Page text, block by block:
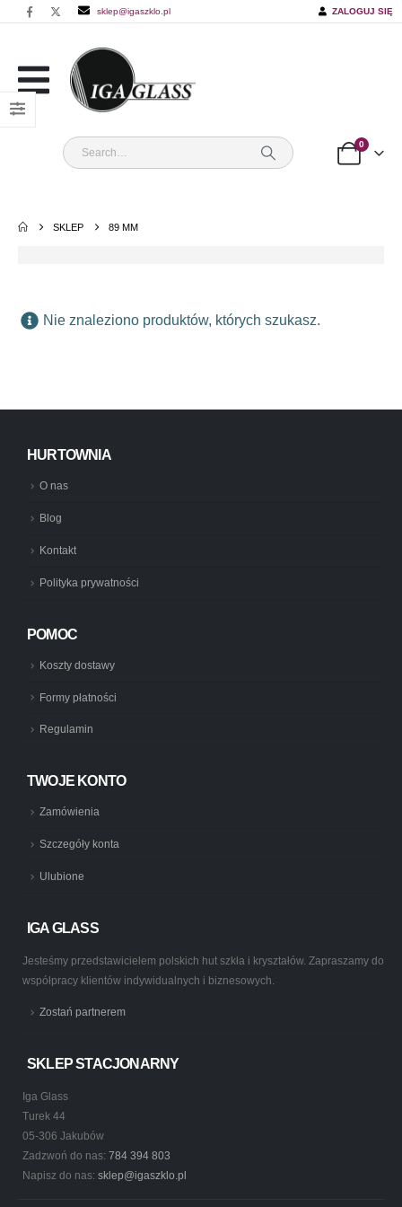
sklep@igaszklo.pl ZALOGUJ SIĘ
0
SKLEP 89 MM
Nie znaleziono produktów, których szukasz.
HURTOWNIA
O nas
Blog
Kontakt
Polityka prywatności
POMOC
Koszty dostawy
Formy płatności
Regulamin
TWOJE KONTO
Zamówienia
Szczegóły konta
Ulubione
IGA GLASS
Jesteśmy przedstawicielem polskich hut szkła i kryształów. Zapraszamy do
współpracy klientów indywidualnych i biznesowych.
Zostań partnerem
SKLEP STACJONARNY
Iga Glass
Turek 44
05-306 Jakubów
Zadzwoń do nas: 784 394 803
Napisz do nas: sklep@igaszklo.pl